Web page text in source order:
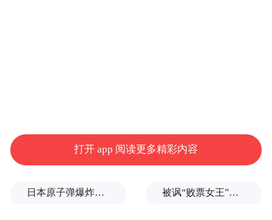
而言，维修成本要高得多，且被盗充电站通
常需约两周时间才能恢复运营。
目前，恩布瓦已加强旗下充电站的视频监
打开 app 阅读更多精彩内容
日本原子弹爆炸亲历者反对高市修改无核三原则，“她应该下台” 被讽“败票女王”？郑丽文：系民进党唱衰、打压，我感受到了民间热情